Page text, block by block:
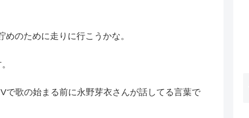
のために走りに行こうかな。
で歌の始まる前に永野芽衣さんが話してる言葉で